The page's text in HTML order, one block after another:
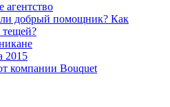
агентство
добрый помощник? Как
тещей?
2015
компании Bouquet